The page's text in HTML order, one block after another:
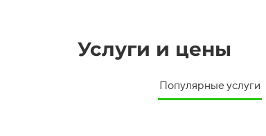
Услуги и цены
Популярные услуги